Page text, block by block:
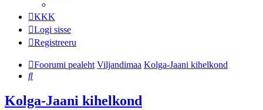
KKK
Logi sisse
Registreeru
Foorumi pealeht Viljandimaa Kolga-Jaani kihelkond
Otsi
Kolga-Jaani kihelkond